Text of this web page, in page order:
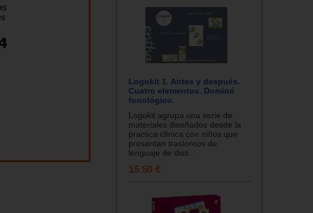
Logokit 1. Antes y después.
Cuatro elementos. Dominó
fonológico.
Logokit agrupa una serie de
materiales diseñados desde la
practica clínica con niños que
presentan trastornos de
lenguaje de disti...
15.50 €